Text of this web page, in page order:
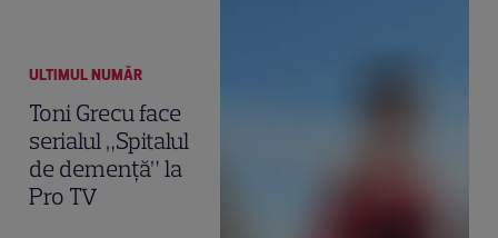
ULTIMUL NUMĂR
Toni Grecu face
serialul „Spitalul
de demenţă” la
Pro TV